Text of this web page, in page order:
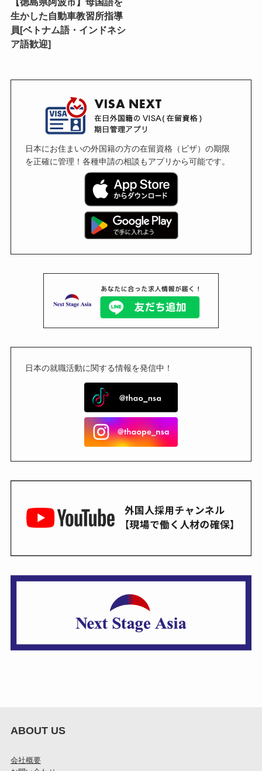
生かした自動車教習所指導
員[ベトナム語・インドネシ
ア語歓迎]
日本にお住まいの外国籍の方の在留資格（ビザ）の期限
を正確に管理！各種申請の相談もアプリから可能です。
日本の就職活動に関する情報を発信中！
ABOUT US
会社概要